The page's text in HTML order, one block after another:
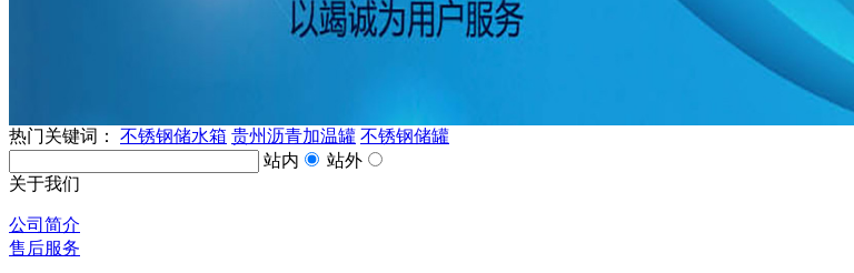
热门关键词： 不锈钢储水箱 贵州沥青加温罐 不锈钢储罐
站内
站外
关于我们
公司简介
售后服务